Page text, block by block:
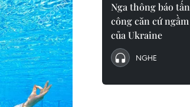
Nga thông báo tấn
công căn cứ ngầm
của Ukraine
NGHE